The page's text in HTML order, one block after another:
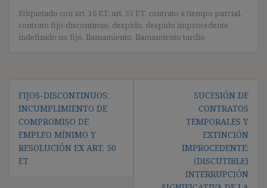
Etiquetado con art. 16 ET, art. 55 ET, contrato a tiempo parcial,
contrato fijo-discontinuo, despido, despido improcedente,
indefinido no fijo, llamamiento, llamamiento tardío
de
entradas
FIJOS-DISCONTINUOS:
INCUMPLIMIENTO DE
COMPROMISO DE
EMPLEO MÍNIMO Y
RESOLUCIÓN EX ART. 50
ET
SUCESIÓN DE
CONTRATOS
TEMPORALES Y
EXTINCIÓN
IMPROCEDENTE:
(DISCUTIBLE)
INTERRUPCIÓN